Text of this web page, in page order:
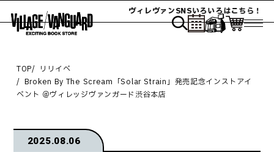
ヴィレヴァンSNSいろいろはこちら！
TOP
リリイベ
Broken By The Scream「Solar Strain」発売記念インストアイ
ベント ＠ヴィレッジヴァンガード渋谷本店
2025.08.06